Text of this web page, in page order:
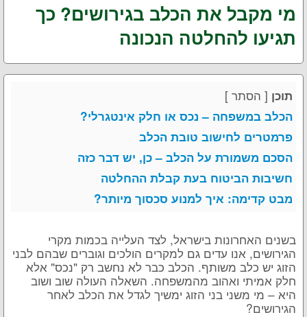
מי מקבל את הכלב בגירושים? כך
תגיעו להחלטה הנכונה
תוכן [ הסתר ]
הכלב במשפחה – נכס או חלק אינטגרלי?
פרמטרים לחישוב טובת הכלב
הסכם משמורת על הכלב – כן, יש דבר כזה
חשיבות הביטוח בעת קבלת ההחלטה
מבט קדימה: איך למנוע סכסוך מיותר?
בשנים האחרונות בישראל, לצד העלייה בכמות מקרי
הגירושים, אנו עדים גם למקרים הולכים וגוברים שבהם לבני
הזוג יש כלב משותף. הכלב כבר לא נחשב רק "נכס" אלא
חלק אמיתי ואהוב מהמשפחה. השאלה העולה שוב ושוב
היא – מי משני בני הזוג ימשיך לגדל את הכלב לאחר
הגירושים?